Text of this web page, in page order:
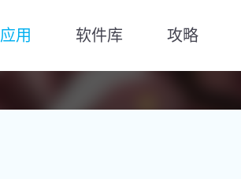
应用 软件库 攻略